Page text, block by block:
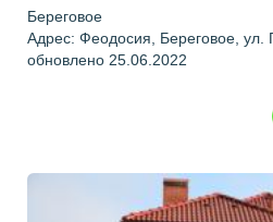
Береговое
Адрес: Феодосия, Береговое, ул.
обновлено 25.06.2022